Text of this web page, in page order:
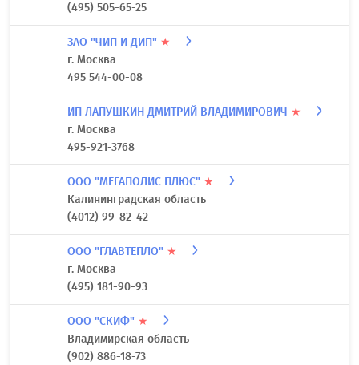
(495) 505-65-25
ЗАО "ЧИП И ДИП" ★
г. Москва
495 544-00-08
ИП ЛАПУШКИН ДМИТРИЙ ВЛАДИМИРОВИЧ ★
г. Москва
495-921-3768
ООО "МЕГАПОЛИС ПЛЮС" ★
Калининградская область
(4012) 99-82-42
ООО "ГЛАВТЕПЛО" ★
г. Москва
(495) 181-90-93
ООО "СКИФ" ★
Владимирская область
(902) 886-18-73